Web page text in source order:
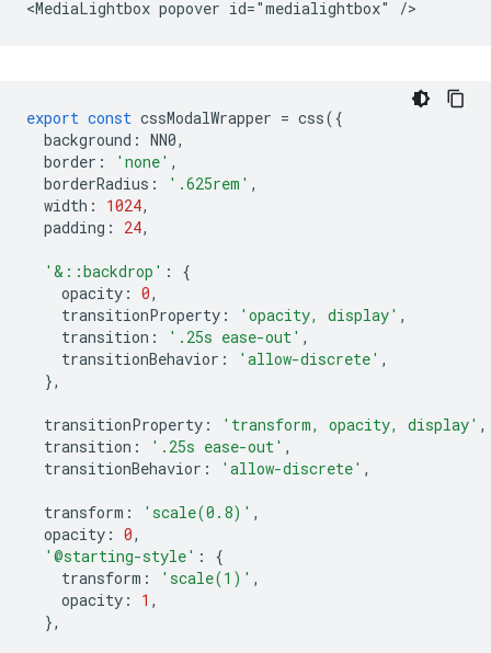
export const cssModalWrapper = css({
background : NN0,
border : 'none' ,
borderRadius : '.625rem' ,
width : 1024,
padding : 24,
'&::backdrop' :
{
opacity : 0,
transitionProperty : 'opacity, display' ,
transition : '.25s ease-out' ,
transitionBehavior : 'allow-discrete' ,
},
transitionProperty : 'transform, opacity, display' ,
transition : '.25s ease-out' ,
transitionBehavior : 'allow-discrete' ,
transform : 'scale(0.8)' ,
opacity : 0,
'@starting-style' :
{
transform : 'scale(1)' ,
opacity : 1 ,
},